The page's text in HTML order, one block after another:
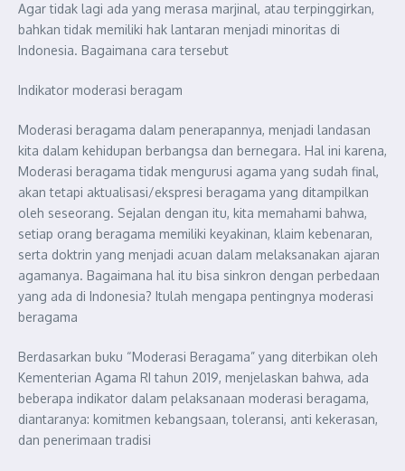
Agar tidak lagi ada yang merasa marjinal, atau terpinggirkan,
bahkan tidak memiliki hak lantaran menjadi minoritas di
Indonesia. Bagaimana cara tersebut
Indikator moderasi beragam
Moderasi beragama dalam penerapannya, menjadi landasan
kita dalam kehidupan berbangsa dan bernegara. Hal ini karena,
Moderasi beragama tidak mengurusi agama yang sudah final,
akan tetapi aktualisasi/ekspresi beragama yang ditampilkan
oleh seseorang. Sejalan dengan itu, kita memahami bahwa,
setiap orang beragama memiliki keyakinan, klaim kebenaran,
serta doktrin yang menjadi acuan dalam melaksanakan ajaran
agamanya. Bagaimana hal itu bisa sinkron dengan perbedaan
yang ada di Indonesia? Itulah mengapa pentingnya moderasi
beragama
Berdasarkan buku “Moderasi Beragama” yang diterbikan oleh
Kementerian Agama RI tahun 2019, menjelaskan bahwa, ada
beberapa indikator dalam pelaksanaan moderasi beragama,
diantaranya: komitmen kebangsaan, toleransi, anti kekerasan,
dan penerimaan tradisi